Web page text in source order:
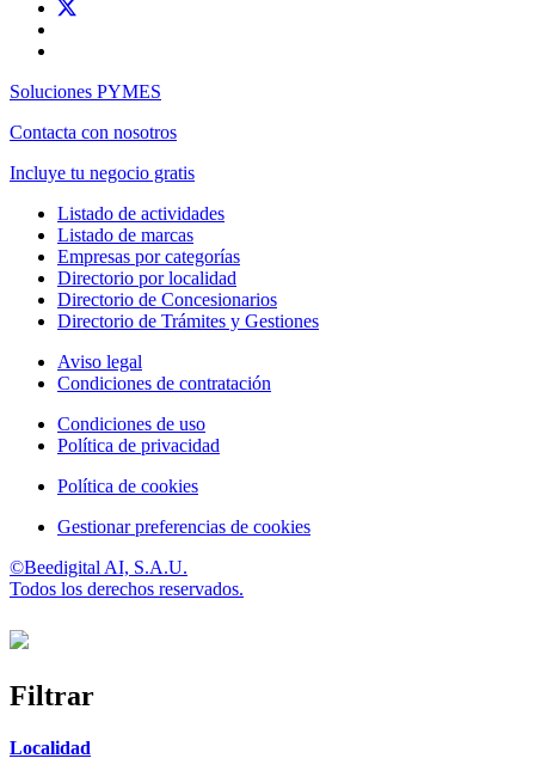
Soluciones PYMES
Contacta con nosotros
Incluye tu negocio gratis
Listado de actividades
Listado de marcas
Empresas por categorías
Directorio por localidad
Directorio de Concesionarios
Directorio de Trámites y Gestiones
Aviso legal
Condiciones de contratación
Condiciones de uso
Política de privacidad
Política de cookies
Gestionar preferencias de cookies
©Beedigital AI, S.A.U.
Todos los derechos reservados.
Filtrar
Localidad